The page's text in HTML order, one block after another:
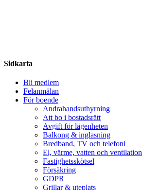
Share
Sidkarta
Bli medlem
Felanmälan
För boende
Andrahandsuthyrning
Att bo i bostadsrätt
Avgift för lägenheten
Balkong & inglasning
Bredband, TV och telefoni
El, värme, vatten och ventilation
Fastighetsskötsel
Försäkring
GDPR
Grillar & uteplats